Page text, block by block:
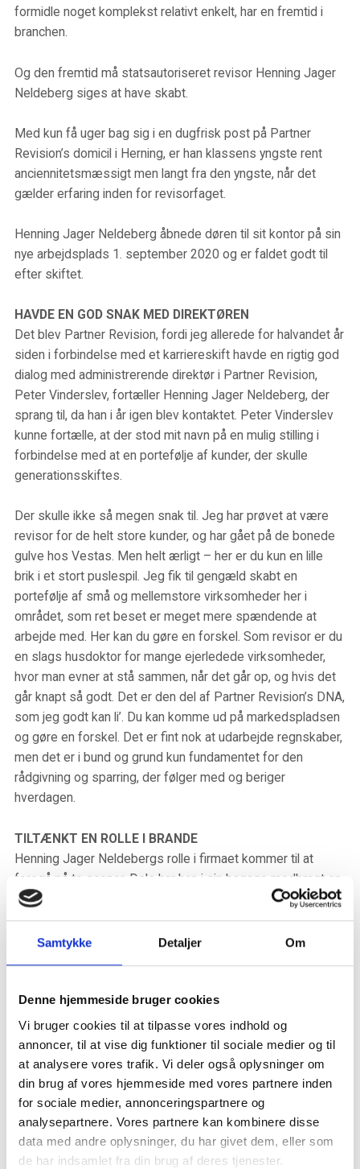
Samtykke Detaljer Om
Denne hjemmeside bruger cookies
Vi bruger cookies til at tilpasse vores indhold og
annoncer, til at vise dig funktioner til sociale medier og til
at analysere vores trafik. Vi deler også oplysninger om
din brug af vores hjemmeside med vores partnere inden
for sociale medier, annonceringspartnere og
analysepartnere. Vores partnere kan kombinere disse
data med andre oplysninger, du har givet dem, eller som
de har indsamlet fra din brug af deres tjenester.
formidle noget komplekst relativt enkelt, har en fremtid i
branchen.
Og den fremtid må statsautoriseret revisor Henning Jager
Neldeberg siges at have skabt.
Med kun få uger bag sig i en dugfrisk post på Partner
Revision’s domicil i Herning, er han klassens yngste rent
anciennitetsmæssigt men langt fra den yngste, når det
gælder erfaring inden for revisorfaget.
Henning Jager Neldeberg åbnede døren til sit kontor på sin
nye arbejdsplads 1. september 2020 og er faldet godt til
efter skiftet.
HAVDE EN GOD SNAK MED DIREKTØREN
Det blev Partner Revision, fordi jeg allerede for halvandet år
siden i forbindelse med et karriereskift havde en rigtig god
dialog med administrerende direktør i Partner Revision,
Peter Vinderslev, fortæller Henning Jager Neldeberg, der
sprang til, da han i år igen blev kontaktet. Peter Vinderslev
kunne fortælle, at der stod mit navn på en mulig stilling i
forbindelse med at en portefølje af kunder, der skulle
generationsskiftes.
Der skulle ikke så megen snak til. Jeg har prøvet at være
revisor for de helt store kunder, og har gået på de bonede
gulve hos Vestas. Men helt ærligt – her er du kun en lille
brik i et stort puslespil. Jeg fik til gengæld skabt en
portefølje af små og mellemstore virksomheder her i
området, som ret beset er meget mere spændende at
arbejde med. Her kan du gøre en forskel. Som revisor er du
en slags husdoktor for mange ejerledede virksomheder,
hvor man evner at stå sammen, når det går op, og hvis det
går knapt så godt. Det er den del af Partner Revision’s DNA,
som jeg godt kan li’. Du kan komme ud på markedspladsen
og gøre en forskel. Det er fint nok at udarbejde regnskaber,
men det er i bund og grund kun fundamentet for den
rådgivning og sparring, der følger med og beriger
hverdagen.
TILTÆNKT EN ROLLE I BRANDE
Henning Jager Neldebergs rolle i firmaet kommer til at
foregå på to scener. Dels har han i sin bagage medbragt en
række kunder, som skal betjenes fra Herning. Dels har han
en rolle på kontoret i Brande i forbindelse med et
kommende generationsskifte. Derudover vil han sammen
Brande.
Domicilmæssigt vil jeg komme til at have kontor i både
Herning og Brande. Jeg lægger meget vægt på, at når jeg
skal betjene kunder i Brande, sker det med udgangspunkt i
Brande, siger Henning Jager Neldeberg.
Den nye statsautoriserede revisor bliver forventeligt inden
for kort tid partner i Partner Revision.